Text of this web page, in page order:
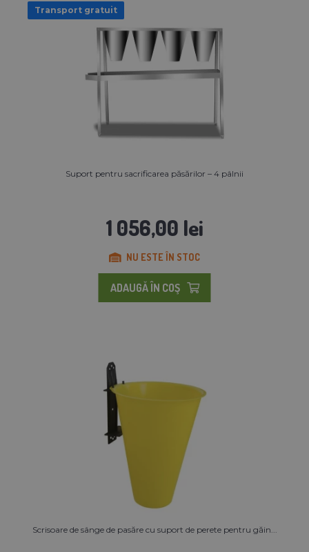
Transport gratuit
Suport pentru sacrificarea păsărilor – 4 pâlnii
1 056,00 lei
NU ESTE ÎN STOC
ADAUGĂ ÎN COŞ
Scrisoare de sânge de pasăre cu suport de perete pentru găin...